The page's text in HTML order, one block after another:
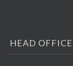
HEAD OFFICE